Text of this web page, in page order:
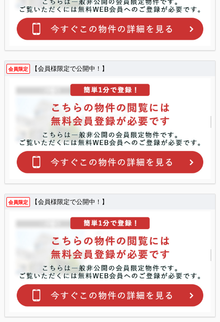
会員限定 【会員様限定で公開中！】
会員限定 【会員様限定で公開中！】